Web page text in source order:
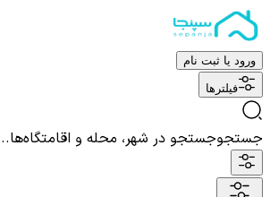
ورود یا ثبت نام
فیلترها
جستجوجستجو در شهر، محله و